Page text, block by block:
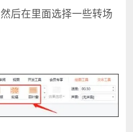
后在里面选择一些转场